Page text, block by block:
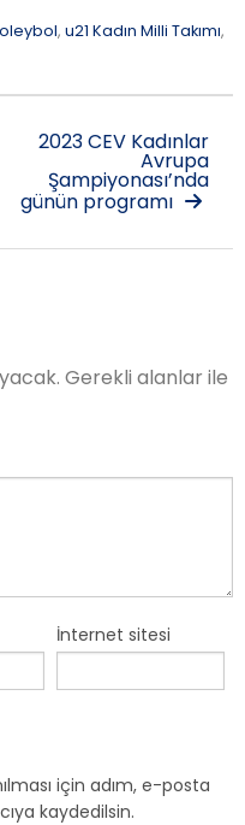
, u21 Kadın Milli Takımı,
2023 CEV Kadınlar
Avrupa
Şampiyonası’nda
günün programı
Gerekli alanlar ile
İnternet sitesi
için adım, e-posta
kaydedilsin.